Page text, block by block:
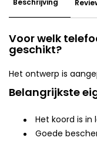
Beschrijving
Voor welk
geschikt?
Het ontwerp is
Belangrijkste
Het koord is
Goede